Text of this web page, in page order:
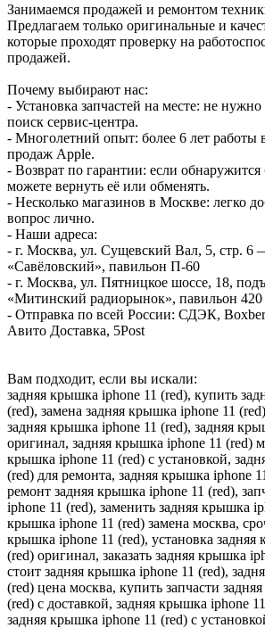
Занимаемся продажей и ремонтом
Предлагаем только оригинальные и
которые проходят проверку на
продажей.
Почему выбирают нас:
- Установка запчастей на месте: не нужно
поиск сервис-центра.
- Многолетний опыт: более 6 лет работы
продаж Apple.
- Возврат по гарантии: если обнаружится
можете вернуть её или обменять.
- Несколько магазинов в Москве: легко
вопрос лично.
- Наши адреса:
- г. Москва, ул. Сущевский Вал, 5, стр.
«Савёловский», павильон П-60
- г. Москва, ул. Пятницкое шоссе, 18,
«Митинский радиорынок», павильон 420
- Отправка по всей России: СДЭК,
Авито Доставка, 5Post
Вам подходит, если вы искали:
задняя крышка iphone 11 (red), купить
(red), замена задняя крышка iphone 11
задняя крышка iphone 11 (red), задняя
оригинал, задняя крышка iphone 11 (red)
крышка iphone 11 (red) с установкой,
(red) для ремонта, задняя крышка iphone
ремонт задняя крышка iphone 11 (red),
iphone 11 (red), заменить задняя крышка
крышка iphone 11 (red) замена москва,
крышка iphone 11 (red), установка задняя
(red) оригинал, заказать задняя крышка
стоит задняя крышка iphone 11 (red),
(red) цена москва, купить запчасти
(red) с доставкой, задняя крышка iphone
задняя крышка iphone 11 (red) с